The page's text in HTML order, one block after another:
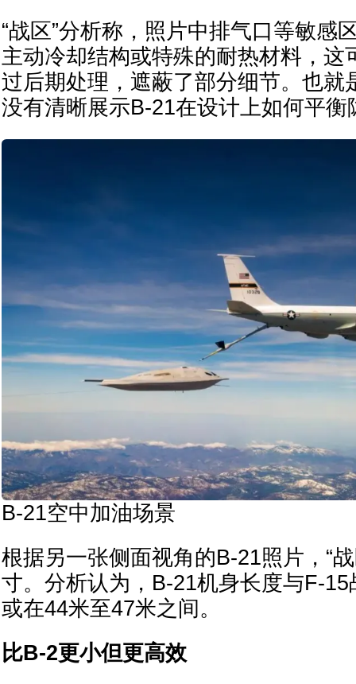
“战区”分析称，照片中排气口等敏感
主动冷却结构或特殊的耐热材料，这
过后期处理，遮蔽了部分细节。也就
没有清晰展示B-21在设计上如何平衡
B-21空中加油场景
根据另一张侧面视角的B-21照片，“
寸。分析认为，B-21机身长度与F-
或在44米至47米之间。
比B-2更小但更高效